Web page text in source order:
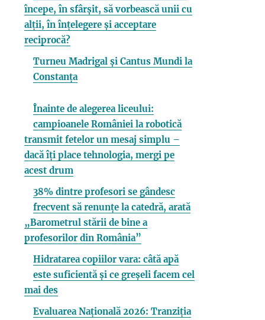
începe, în sfârșit, să vorbească unii cu
alții, în înțelegere și acceptare
reciprocă?
Turneu Madrigal și Cantus Mundi la
Constanța
Înainte de alegerea liceului:
campioanele României la robotică
transmit fetelor un mesaj simplu –
dacă îți place tehnologia, mergi pe
acest drum
38% dintre profesori se gândesc
frecvent să renunțe la catedră, arată
„Barometrul stării de bine a
profesorilor din România”
Hidratarea copiilor vara: câtă apă
este suficientă și ce greșeli facem cel
mai des
Evaluarea Națională 2026: Tranziția